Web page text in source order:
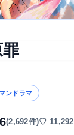
ンドラマ
(2,692件)♡ 11,292